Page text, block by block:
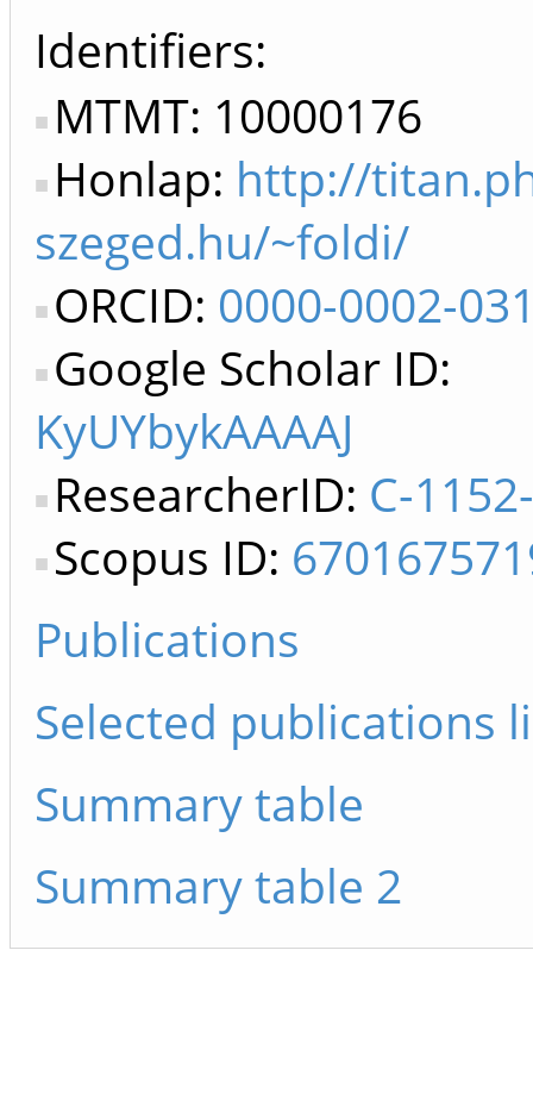
Identifiers
MTMT: 10000176
Honlap: http://
szeged.hu/~foldi/
ORCID: 0000-0002-
Google Scholar ID:
KyUYbykAAAAJ
ResearcherID: C-
Scopus ID:
Publications
Selected publications
Summary table
Summary table 2